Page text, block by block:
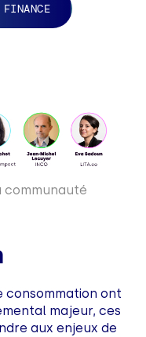
communauté
consommation ont
majeur, ces
aux enjeux de